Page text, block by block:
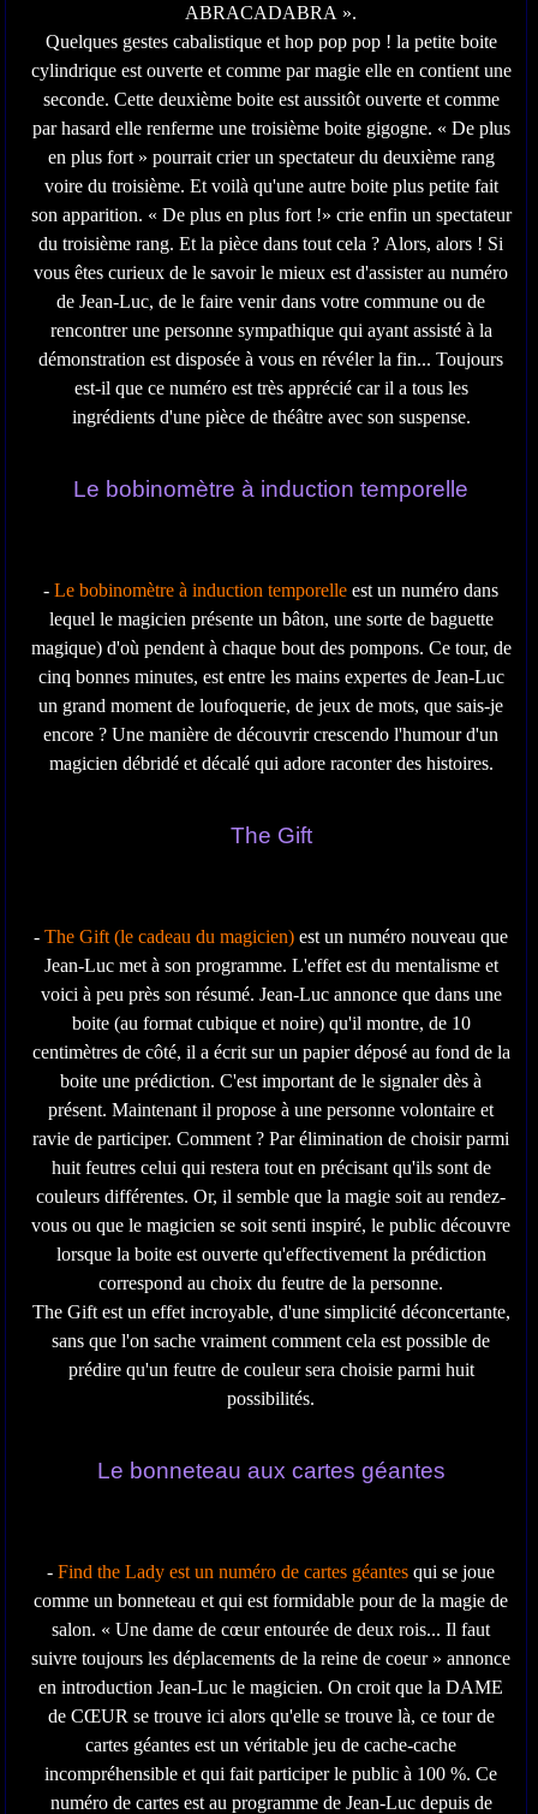
ABRACADABRA ».
Quelques gestes cabalistique et hop pop pop ! la petite boite
cylindrique est ouverte et comme par magie elle en contient une
seconde. Cette deuxième boite est aussitôt ouverte et comme
par hasard elle renferme une troisième boite gigogne. « De plus
en plus fort » pourrait crier un spectateur du deuxième rang
voire du troisième. Et voilà qu'une autre boite plus petite fait
son apparition. « De plus en plus fort !» crie enfin un spectateur
du troisième rang. Et la pièce dans tout cela ? Alors, alors ! Si
vous êtes curieux de le savoir le mieux est d'assister au numéro
de Jean-Luc, de le faire venir dans votre commune ou de
rencontrer une personne sympathique qui ayant assisté à la
démonstration est disposée à vous en révéler la fin... Toujours
est-il que ce numéro est très apprécié car il a tous les
ingrédients d'une pièce de théâtre avec son suspense.
Le bobinomètre à induction temporelle
-Le bobinomètre à induction temporelle est un numéro dans
lequel le magicien présente un bâton, une sorte de baguette
magique) d'où pendent à chaque bout des pompons. Ce tour, de
cinq bonnes minutes, est entre les mains expertes de Jean-Luc
un grand moment de loufoquerie, de jeux de mots, que sais-je
encore ? Une manière de découvrir crescendo l'humour d'un
magicien débridé et décalé qui adore raconter des histoires.
The Gift
-The Gift (le cadeau du magicien) est un numéro nouveau que
Jean-Luc met à son programme. L'effet est du mentalisme et
voici à peu près son résumé. Jean-Luc annonce que dans une
boite (au format cubique et noire) qu'il montre, de 10
centimètres de côté, il a écrit sur un papier déposé au fond de la
boite une prédiction. C'est important de le signaler dès à
présent. Maintenant il propose à une personne volontaire et
ravie de participer. Comment ? Par élimination de choisir parmi
huit feutres celui qui restera tout en précisant qu'ils sont de
couleurs différentes. Or, il semble que la magie soit au rendez-
vous ou que le magicien se soit senti inspiré, le public découvre
lorsque la boite est ouverte qu'effectivement la prédiction
correspond au choix du feutre de la personne.
The Gift est un effet incroyable, d'une simplicité déconcertante,
sans que l'on sache vraiment comment cela est possible de
prédire qu'un feutre de couleur sera choisie parmi huit
possibilités.
Le bonneteau aux cartes géantes
-Find the Lady est un numéro de cartes géantes qui se joue
comme un bonneteau et qui est formidable pour de la magie de
salon. « Une dame de cœur entourée de deux rois... Il faut
suivre toujours les déplacements de la reine de coeur » annonce
en introduction Jean-Luc le magicien. On croit que la DAME
de CŒUR se trouve ici alors qu'elle se trouve là, ce tour de
cartes géantes est un véritable jeu de cache-cache
incompréhensible et qui fait participer le public à 100 %. Ce
numéro de cartes est au programme de Jean-Luc depuis de